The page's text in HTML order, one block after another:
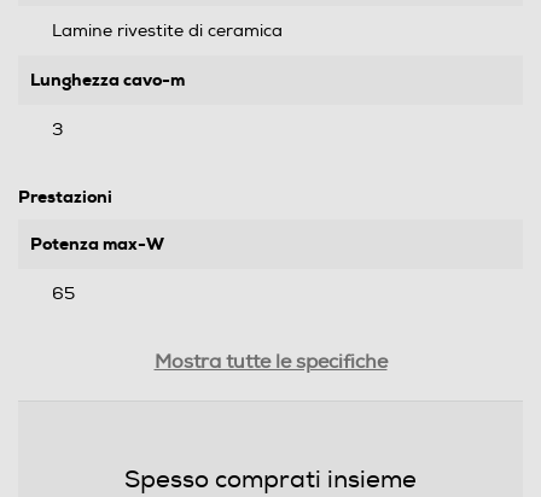
Lamine rivestite di ceramica
Lunghezza cavo-m
3
Prestazioni
Potenza max-W
65
Mostra tutte le specifiche
Spesso comprati insieme